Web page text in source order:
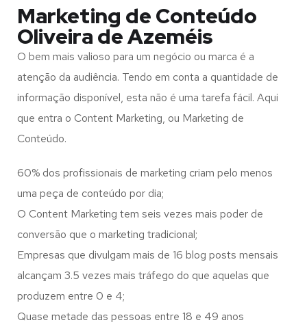
Marketing de Conteúdo
Oliveira de Azeméis
O bem mais valioso para um negócio ou marca é a
atenção da audiência. Tendo em conta a quantidade de
informação disponível, esta não é uma tarefa fácil. Aqui
que entra o Content Marketing, ou Marketing de
Conteúdo.
60% dos profissionais de marketing criam pelo menos
uma peça de conteúdo por dia;
O Content Marketing tem seis vezes mais poder de
conversão que o marketing tradicional;
Empresas que divulgam mais de 16 blog posts mensais
alcançam 3.5 vezes mais tráfego do que aquelas que
produzem entre 0 e 4;
Quase metade das pessoas entre 18 e 49 anos